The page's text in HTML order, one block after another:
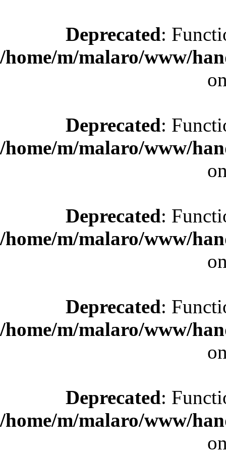
Deprecated:
/home/m/malaro/www/
Deprecated:
/home/m/malaro/www/
Deprecated:
/home/m/malaro/www/
Deprecated:
/home/m/malaro/www/
Deprecated:
/home/m/malaro/www/